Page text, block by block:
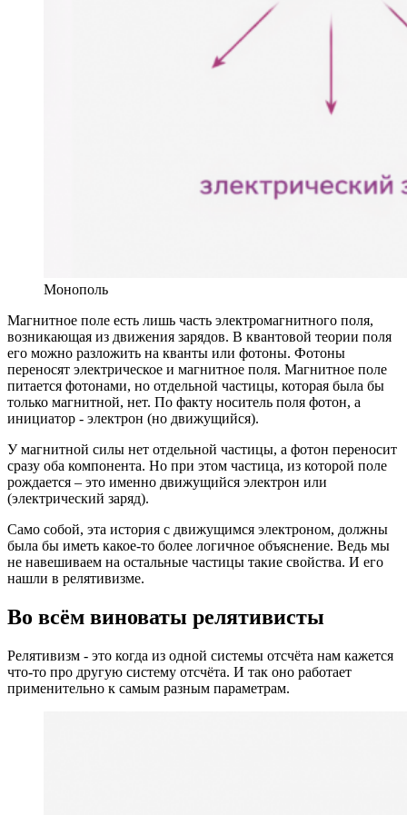
Монополь
Магнитное поле есть лишь часть электромагнитного поля,
возникающая из движения зарядов. В квантовой теории поля
его можно разложить на кванты или фотоны. Фотоны
переносят электрическое и магнитное поля. Магнитное поле
питается фотонами, но отдельной частицы, которая была бы
только магнитной, нет. По факту носитель поля фотон, а
инициатор - электрон (но движущийся).
У магнитной силы нет отдельной частицы, а фотон переносит
сразу оба компонента. Но при этом частица, из которой поле
рождается – это именно движущийся электрон или
(электрический заряд).
Само собой, эта история с движущимся электроном, должны
была бы иметь какое-то более логичное объяснение. Ведь мы
не навешиваем на остальные частицы такие свойства. И его
нашли в релятивизме.
Во всём виноваты релятивисты
Релятивизм - это когда из одной системы отсчёта нам кажется
что-то про другую систему отсчёта. И так оно работает
применительно к самым разным параметрам.